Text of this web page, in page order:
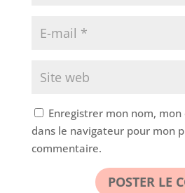
Enregistrer mon nom,
dans le navigateur pour mon
commentaire.